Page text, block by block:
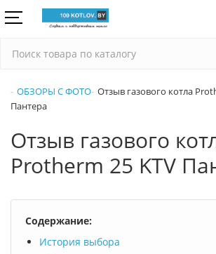
ОБЗОРЫ С ФОТО Отзыв газового котла
Пантера
Отзыв газового
Protherm 25 KTV
Содержание:
История выбора